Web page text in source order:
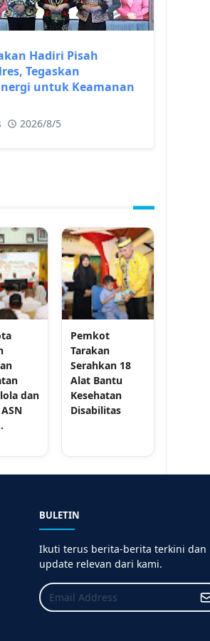
Hadiri Pisah
Tegaskan
untuk Keamanan
2026/8/5
dan
Pemkot
Tarakan
Serahkan 18
Alat Bantu
Kesehatan
Disabilitas
BULETIN
Ikuti terus berita-berita terkini dan
update relevan dari kami.